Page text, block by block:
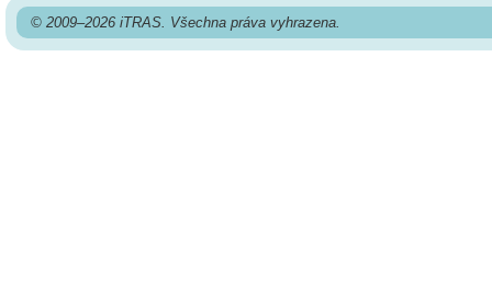
© 2009–2026 iTRAS. Všechna práva vyhrazena.